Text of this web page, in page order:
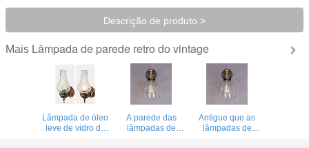
Descrição de produto >
Mais Lâmpada de parede retro do vintage
Lâmpada de óleo
leve de vidro do
A parede das
lâmpadas de
Antigue que as
lâmpadas de